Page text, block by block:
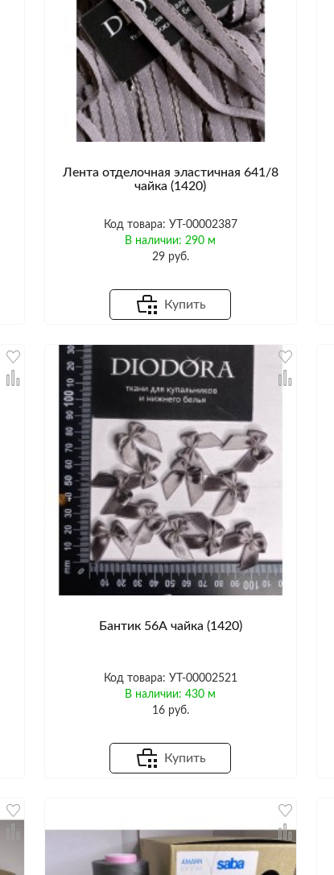
Лента отделочная эластичная 641/8
чайка (1420)
Код товара: УТ-00002387
В наличии: 290 м
29 руб.
Купить
Бантик 56А чайка (1420)
Код товара: УТ-00002521
В наличии: 430 м
16 руб.
Купить